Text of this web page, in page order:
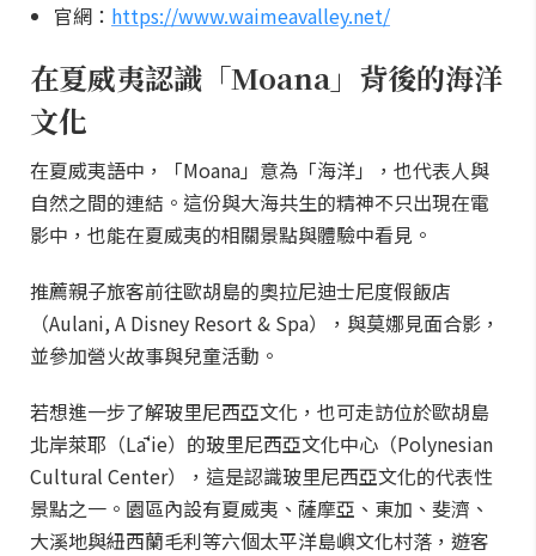
官網： https://www.waimeavalley.net/
在夏威夷認識「Moana」背後的海洋
文化
在夏威夷語中，「Moana」意為「海洋」，也代表人與
自然之間的連結。這份與大海共生的精神不只出現在電
影中，也能在夏威夷的相關景點與體驗中看見。
推薦親子旅客前往歐胡島的奧拉尼迪士尼度假飯店
（Aulani, A Disney Resort & Spa），與莫娜見面合影，
並參加營火故事與兒童活動。
若想進一步了解玻里尼西亞文化，也可走訪位於歐胡島
北岸萊耶（Lāʻie）的玻里尼西亞文化中心（Polynesian
Cultural Center），這是認識玻里尼西亞文化的代表性
景點之一。園區內設有夏威夷、薩摩亞、東加、斐濟、
大溪地與紐西蘭毛利等六個太平洋島嶼文化村落，遊客